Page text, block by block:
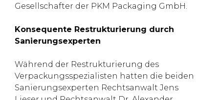
Gesellschafter der PKM Packaging GmbH.
Konsequente Restrukturierung durch
Sanierungsexperten
Während der Restrukturierung des
Verpackungsspezialisten hatten die beiden
Sanierungsexperten Rechtsanwalt Jens